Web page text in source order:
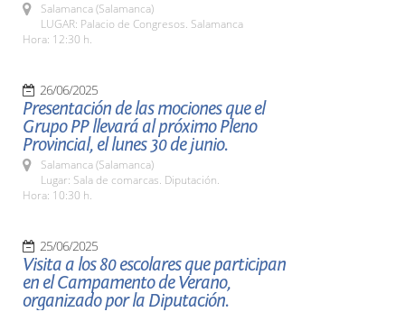
Salamanca (Salamanca)
LUGAR: Palacio de Congresos. Salamanca
Hora: 12:30 h.
26/06/2025
Presentación de las mociones que el
Grupo PP llevará al próximo Pleno
Provincial, el lunes 30 de junio.
Salamanca (Salamanca)
Lugar: Sala de comarcas. Diputación.
Hora: 10:30 h.
25/06/2025
Visita a los 80 escolares que participan
en el Campamento de Verano,
organizado por la Diputación.